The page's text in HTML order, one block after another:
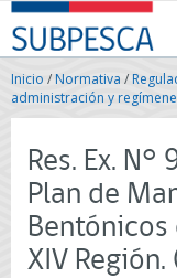
Contenido
principal
SUBPESCA
-
Subsecretaría
de
Pesca
Acuicultura
Gobierno
de
Chile
Inicio /Normativa /
administración y
Res. Ex.
Plan de
Bentónicos
XIV